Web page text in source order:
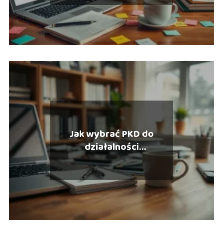
Jak wybrać PKD do
działalności
gospodarczej? Praktyczny
przewodnik